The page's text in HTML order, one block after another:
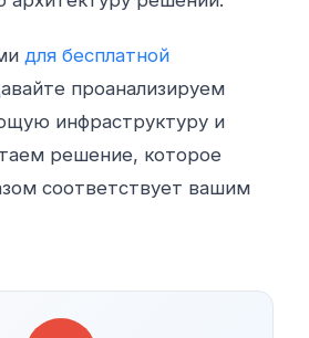
для бесплатной
проанализируем
инфраструктуру и
решение, которое
соответствует вашим